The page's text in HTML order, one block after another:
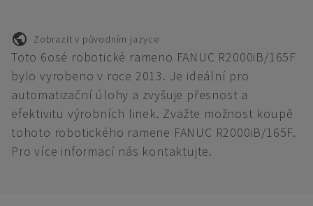
Zobrazit v původním jazyce
Toto 6osé robotické rameno FANUC R2000iB/165F
bylo vyrobeno v roce 2013. Je ideální pro
automatizační úlohy a zvyšuje přesnost a
efektivitu výrobních linek. Zvažte možnost koupě
tohoto robotického ramene FANUC R2000iB/165F.
Pro více informací nás kontaktujte.